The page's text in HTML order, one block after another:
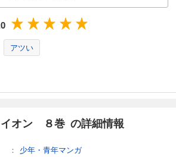
アツい
オン ８巻 の詳細情報
少年・青年マンガ